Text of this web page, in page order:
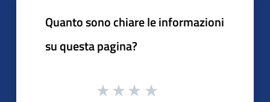
Quanto sono chiare le informazioni
su questa pagina?